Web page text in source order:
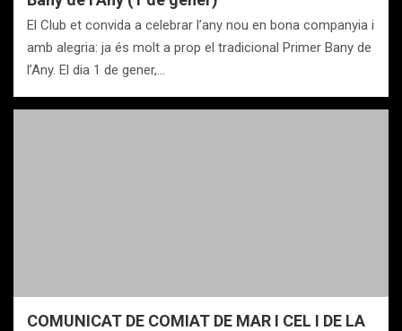
El Club et convida a celebrar l’any nou en bona companyia i
amb alegria: ja és molt a prop el tradicional Primer Bany de
l’Any. El dia 1 de gener,…
COMUNICAT DE COMIAT DE MAR I CEL I DE LA